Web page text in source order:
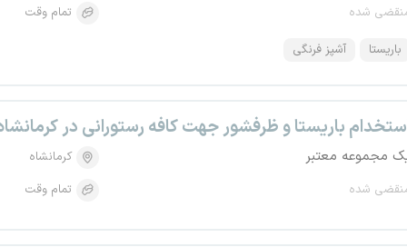
شده
تمام وقت
باریستا آشپز فرنگی
باریستا و ظرفشور جهت کافه رستورانی در
مجموعه معتبر
شده
کرمانشاه
تمام وقت